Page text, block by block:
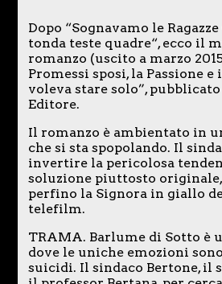
Dopo “Sognavamo le
tonda teste quadre“, ecco il
romanzo (uscito a marzo
Promessi sposi, la Passione
voleva stare solo”,
Editore.
Il romanzo è ambientato in
che si sta spopolando. Il
invertire la pericolosa
soluzione piuttosto
perfino la Signora in giallo
telefilm.
TRAMA. Barlume di Sotto è
dove le uniche emozioni
suicidi. Il sindaco Bertone, il